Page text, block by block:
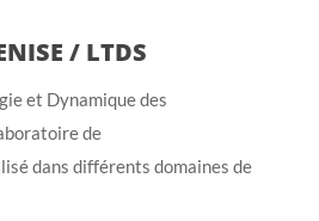
/ LTDS
et Dynamique des
de
dans différents domaines de